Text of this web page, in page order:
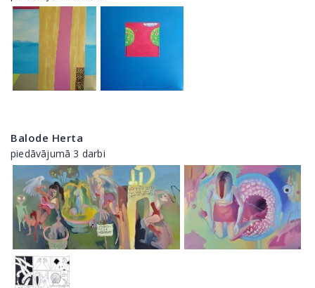
Balode Herta
piedāvājumā 3 darbi